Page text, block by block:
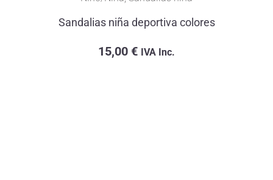
Sandalias niña deportiva colores
15,00 € IVA Inc.